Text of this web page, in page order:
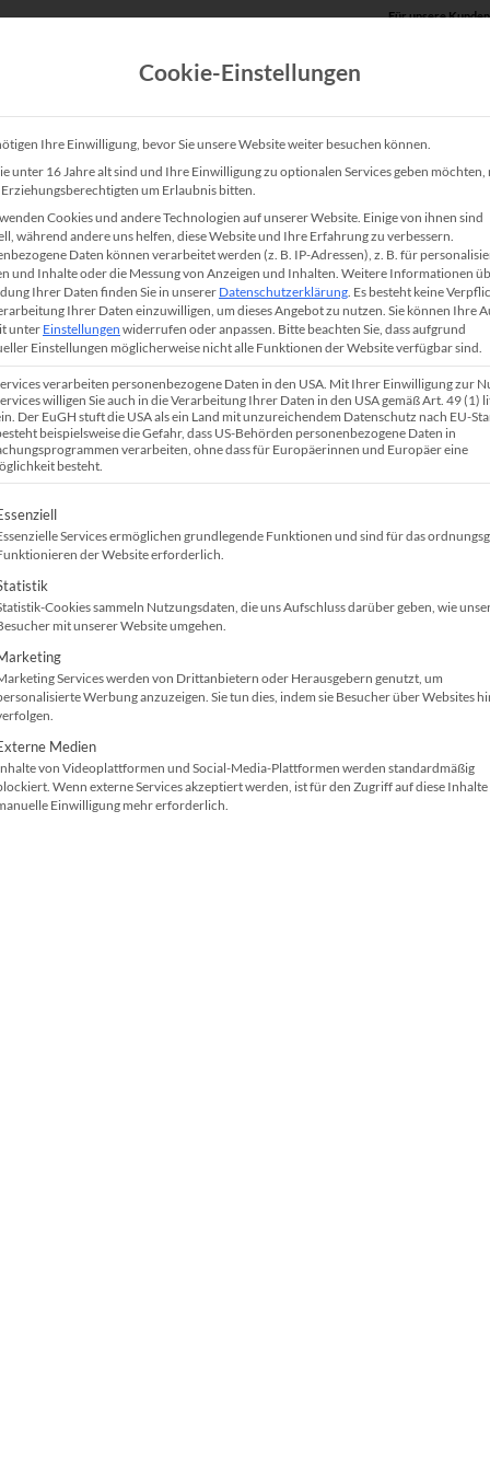
Für unsere
Produkte Unsere Lösungen
HP LaserJet Enterprise
Der HP LaserJet Enterprise M636fh MFP ist ein
energieeffizienter Multifunktionsdrucker (MFP).
Schwarzweiß-Gerät in Arbeitsgruppen oder in
eingesetzt. Mit der integrierten
Geschäftsunterlagen bis DIN A4 in
(simplex) oder alternativ auch papiersparend
Die aktuellen Sicherheitsfeatures stärken die
Sie möchten bei denDruckkostensparen?
HP LaserJet Managed MFP E62655dn
DIN A4
71 Seiten/Min.
Hi-Speed USB, Gigabit-LAN
Papierzuführungen
1200 x 1200
1.5 GB, 500
Kaum ein IT-Equipment ist so
Mit der Anschaffung eines Gerätes ist es
zum Anschaffungspreis sehr hoch. Um
schützen, nutzen mittlerweile viele Kunden die
um das Gerät entstehen (Versorgung mit Toner
Ersatz- und Verschleißteile usw.), werden unter
Jetzt als Rundum-sorglos-Paket
Cookie-Einstellungen
Ihre Einwilligung, bevor Sie unsere Website weiter besuchen können.
unter 16 Jahre alt sind und Ihre Einwilligung zu optionalen Services geben möchten,
Erziehungsberechtigten um Erlaubnis bitten.
Cookies und andere Technologien auf unserer Website. Einige von ihnen sind
während andere uns helfen, diese Website und Ihre Erfahrung zu verbessern.
Daten können verarbeitet werden (z. B. IP-Adressen), z. B. für
und Inhalte oder die Messung von Anzeigen und Inhalten. Weitere Informationen
Ihrer Daten finden Sie in unserer Datenschutzerklärung. Es besteht keine
Ihrer Daten einzuwilligen, um dieses Angebot zu nutzen. Sie können Ihre
unter Einstellungen widerrufen oder anpassen. Bitte beachten Sie, dass aufgrund
Einstellungen möglicherweise nicht alle Funktionen der Website verfügbar sind.
verarbeiten personenbezogene Daten in den USA. Mit Ihrer Einwilligung zur
willigen Sie auch in die Verarbeitung Ihrer Daten in den USA gemäß Art. 49 (1)
Der EuGH stuft die USA als ein Land mit unzureichendem Datenschutz nach EU-
beispielsweise die Gefahr, dass US-Behörden personenbezogene Daten in
verarbeiten, ohne dass für Europäerinnen und Europäer eine
besteht.
eine Liste der Service-Gruppen, für die
Services ermöglichen grundlegende Funktionen und sind für das
der Website erforderlich.
Cookies sammeln Nutzungsdaten, die uns Aufschluss darüber geben, wie
mit unserer Website umgehen.
Services werden von Drittanbietern oder Herausgebern genutzt, um
Werbung anzuzeigen. Sie tun dies, indem sie Besucher über Websites
Medien
von Videoplattformen und Social-Media-Plattformen werden standardmäßig
Wenn externe Services akzeptiert werden, ist für den Zugriff auf diese Inhalte
Einwilligung mehr erforderlich.